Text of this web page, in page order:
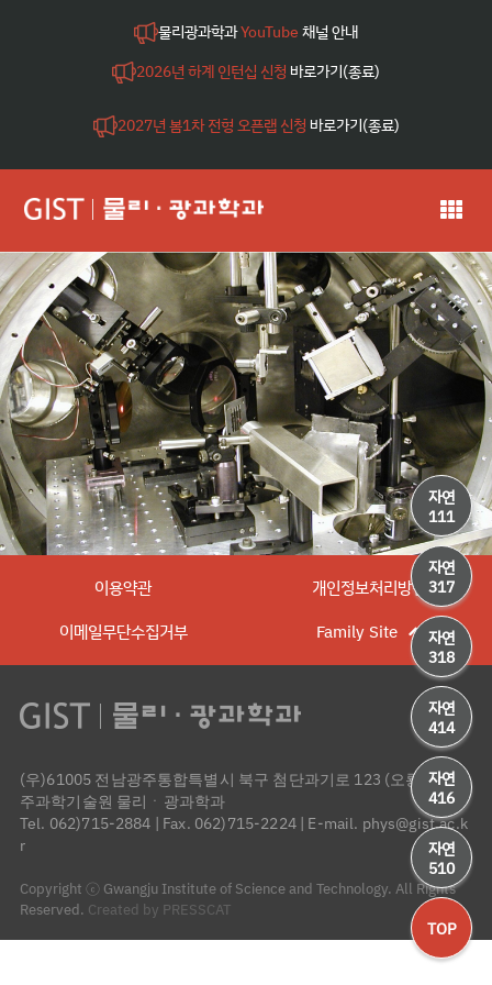
물리광과학과YouTube 채널 안내
2026년 하계 인턴십 신청 바로가기(종료)
2027년 봄1차 전형 오픈랩 신청 바로가기(종료)
자연
111
자연
317
자연
318
자연
414
자연
416
자연
510
TOP
이용약관
개인정보처리방침
이메일무단수집거부
Family Site
(우)61005 전남광주통합특별시 북구 첨단과기로 123 (오룡동) 광
주과학기술원 물리ㆍ광과학과
Tel. 062)715-2884 | Fax. 062)715-2224| E-mail. phys@gist.ac.k
r
Copyright ⓒ Gwangju Institute of Science and Technology. All Rights
Reserved. Created by PRESSCAT